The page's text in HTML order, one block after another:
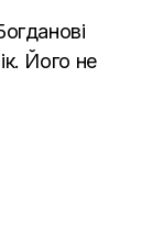
Його не